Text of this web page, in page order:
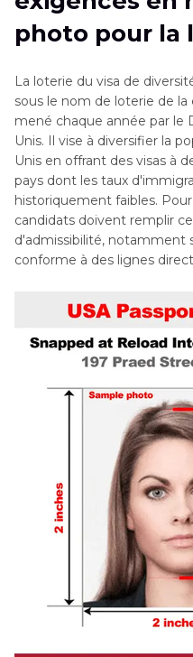
Partie 3. Meilleur outil
Conclusion
photo pour la
La loterie du visa de
sous le nom de loterie de
mené chaque année par
Unis. Il vise à diversifier la
Unis en offrant des visas à
pays dont les taux
historiquement faibles.
candidats doivent remplir
d'admissibilité,
conforme à des lignes